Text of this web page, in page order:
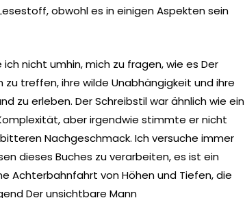
obwohl es in einigen Aspekten sein
nicht umhin, mich zu fragen, wie es Der
zu treffen, ihre wilde Unabhängigkeit und ihre
zu erleben. Der Schreibstil war ähnlich wie ein
aber irgendwie stimmte er nicht
Nachgeschmack. Ich versuche immer
dieses Buches zu verarbeiten, es ist ein
Achterbahnfahrt von Höhen und Tiefen, die
Der unsichtbare Mann